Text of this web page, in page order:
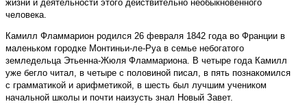
жизни и деятельности этого действительно необыкновенного
человека.
Камилл Фламмарион родился 26 февраля 1842 го­да во Франции в
маленьком городке Монтиньи-ле-Руа в семье небогатого
земледельца Этьенна-Жюля Фламмариона. В четыре года Камилл
уже бегло читал, в четыре с половиной писал, в пять познакомился
с грамматикой и арифметикой, в шесть был лучшим учеником
начальной школы и почти наизусть знал Новый Завет.